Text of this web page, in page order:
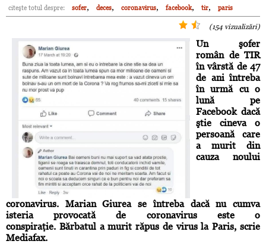
citeşte totul despre: sofer, deces, coronavirus, facebook, tir, paris
(154 vizualizări)
Un şofer
român de TIR
în vârstă de 47
de ani întreba
în urmă cu o
lună pe
Facebook dacă
ştie cineva o
persoană care
a murit din
cauza noului
coronavirus. Marian Giurea se întreba dacă nu cumva
isteria provocată de coronavirus este o
conspiraţie. Bărbatul a murit răpus de virus la Paris, scrie
Mediafax.